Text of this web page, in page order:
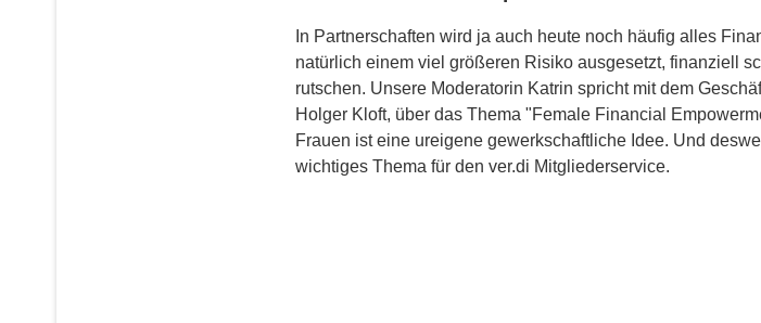
In Partnerschaften wird ja auch heute noch häufig alles
natürlich einem viel größeren Risiko ausgesetzt, finanziell
rutschen. Unsere Moderatorin Katrin spricht mit dem
Holger Kloft, über das Thema "Female Financial
Frauen ist eine ureigene gewerkschaftliche Idee. Und
wichtiges Thema für den ver.di Mitgliederservice.